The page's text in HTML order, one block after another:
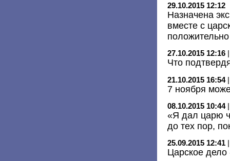
29.10.2015 12:12
Назначена
вместе с
27.10.2015 12:16
Что
21.10.2015 16:54
7 ноября
08.10.2015 10:44
«Я дал царю
до тех пор,
25.09.2015 12:41
Царское дело